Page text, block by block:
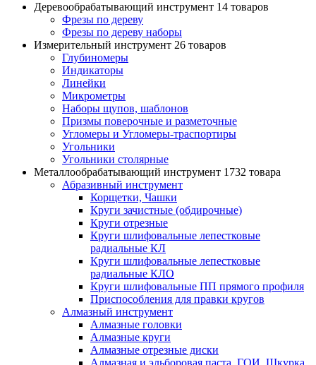
Деревообрабатывающий инструмент 14 товаров
Фрезы по дереву
Фрезы по дереву наборы
Измерительный инструмент 26 товаров
Глубиномеры
Индикаторы
Линейки
Микрометры
Наборы щупов, шаблонов
Призмы поверочные и разметочные
Угломеры и Угломеры-траспортиры
Угольники
Угольники столярные
Металлообрабатывающий инструмент 1732 товара
Абразивный инструмент
Корщетки, Чашки
Круги зачистные (обдирочные)
Круги отрезные
Круги шлифовальные лепестковые
радиальные КЛ
Круги шлифовальные лепестковые
радиальные КЛО
Круги шлифовальные ПП прямого профиля
Приспособления для правки кругов
Алмазный инструмент
Алмазные головки
Алмазные круги
Алмазные отрезные диски
Алмазная и эльборовая паста, ГОИ, Шкурка